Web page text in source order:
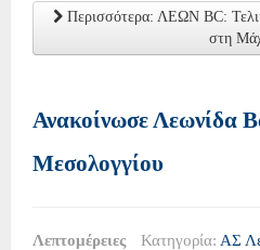
Περισσότερα: ΛΕΩΝ BC:
στη
Ανακοίνωσε Λεωνίδα
Μεσολογγίου
Λεπτομέρειες Κατηγορία: ΑΣ